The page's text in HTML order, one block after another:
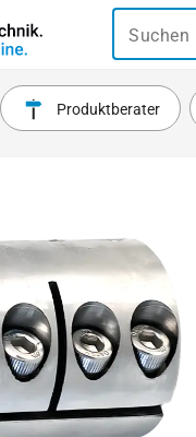
Suchen
Produktberater